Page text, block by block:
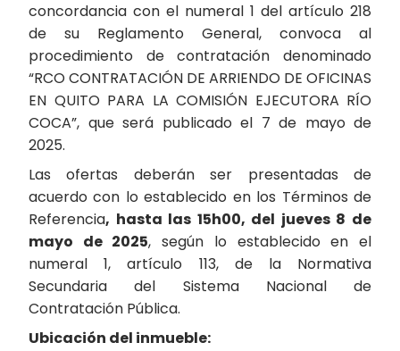
concordancia con el numeral 1 del artículo 218
de su Reglamento General, convoca al
procedimiento de contratación denominado
“RCO CONTRATACIÓN DE ARRIENDO DE OFICINAS
EN QUITO PARA LA COMISIÓN EJECUTORA RÍO
COCA”, que será publicado el 7 de mayo de
2025.
Las ofertas deberán ser presentadas de
acuerdo con lo establecido en los Términos de
Referencia, hasta las 15h00, del jueves 8 de
mayo de 2025, según lo establecido en el
numeral 1, artículo 113, de la Normativa
Secundaria del Sistema Nacional de
Contratación Pública.
Ubicación del inmueble: